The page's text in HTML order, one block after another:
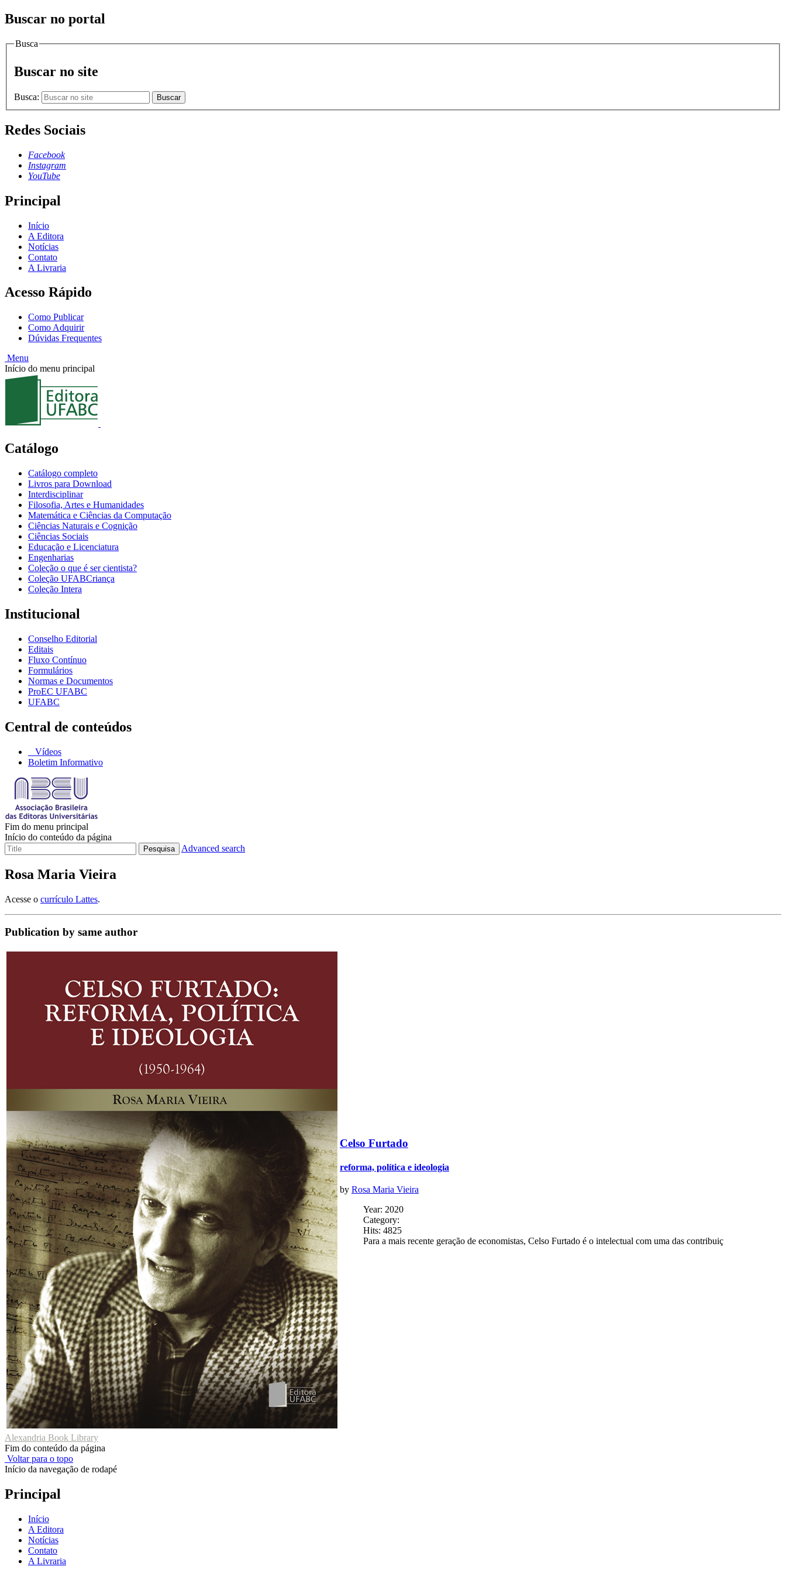
Buscar no portal
Busca
Buscar no site
Busca: Buscar
Redes Sociais
Facebook
Instagram
YouTube
Principal
Início
A Editora
Notícias
Contato
A Livraria
Acesso Rápido
Como Publicar
Como Adquirir
Dúvidas Frequentes
Menu
Início do menu principal
Catálogo
Catálogo completo
Livros para Download
Interdisciplinar
Filosofia, Artes e Humanidades
Matemática e Ciências da Computação
Ciências Naturais e Cognição
Ciências Sociais
Educação e Licenciatura
Engenharias
Coleção o que é ser cientista?
Coleção UFABCriança
Coleção Intera
Institucional
Conselho Editorial
Editais
Fluxo Contínuo
Formulários
Normas e Documentos
ProEC UFABC
UFABC
Central de conteúdos
Vídeos
Boletim Informativo
Fim do menu principal
Início do conteúdo da página
Pesquisa Advanced search
Rosa Maria Vieira
Acesse o currículo Lattes.
Publication by same author
Celso Furtado
reforma, política e ideologia
by Rosa Maria Vieira
Year: 2020
Category:
Hits: 4825
Para a mais recente geração de economistas, Celso Furtado é o intelectual com uma das contribuiç
Alexandria Book Library
Fim do conteúdo da página
Voltar para o topo
Início da navegação de rodapé
Principal
Início
A Editora
Notícias
Contato
A Livraria